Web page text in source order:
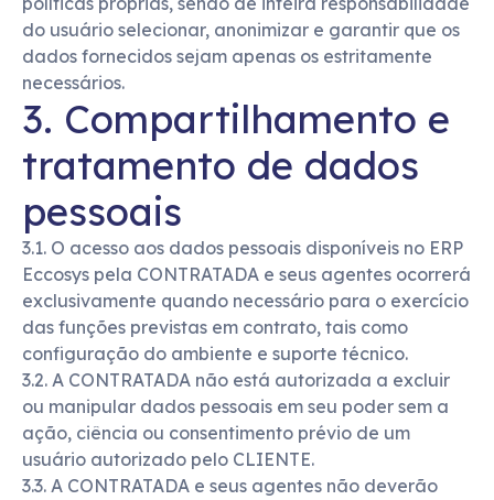
do usuário selecionar, anonimizar e garantir que os
dados fornecidos sejam apenas os estritamente
necessários.
3. Compartilhamento e
tratamento de dados
pessoais
3.1. O acesso aos dados pessoais disponíveis no ERP
Eccosys pela CONTRATADA e seus agentes ocorrerá
exclusivamente quando necessário para o exercício
das funções previstas em contrato, tais como
configuração do ambiente e suporte técnico.
3.2. A CONTRATADA não está autorizada a excluir
ou manipular dados pessoais em seu poder sem a
ação, ciência ou consentimento prévio de um
usuário autorizado pelo CLIENTE.
3.3. A CONTRATADA e seus agentes não deverão